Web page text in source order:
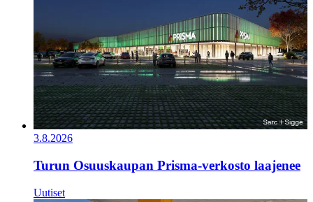
3.8.2026
Turun Osuuskaupan Prisma-verkosto laajenee
Uutiset